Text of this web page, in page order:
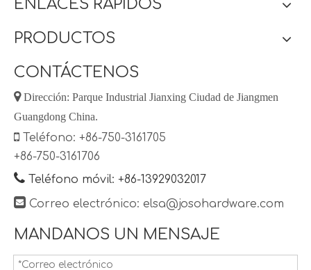
ENLACES RÁPIDOS
PRODUCTOS
CONTÁCTENOS
Dirección: Parque Industrial Jianxing Ciudad de Jiangmen
Guangdong China.
 Teléfono: +86-750-3161705
+86-750-3161706
 Teléfono móvil: +86-13929032017
 Correo electrónico: elsa@josohardware.com
MANDANOS UN MENSAJE